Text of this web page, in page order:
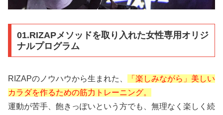
01.RIZAPメソッドを取り入れた女性専用オリジ
ナルプログラム
RIZAPのノウハウから生まれた、
「楽しみながら」美しい
カラダを作るための筋力トレーニング。
運動が苦手、飽きっぽいという方でも、無理なく楽しく続